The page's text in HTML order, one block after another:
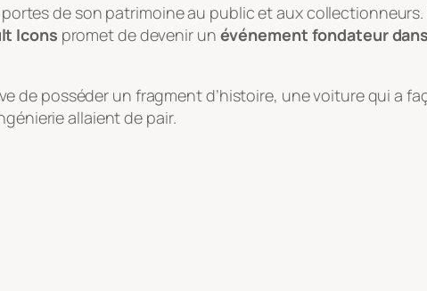
de son patrimoine au public et aux
Icons promet de devenir un événement fondateur
de posséder un fragment d’histoire, une voiture qui a
allaient de pair.